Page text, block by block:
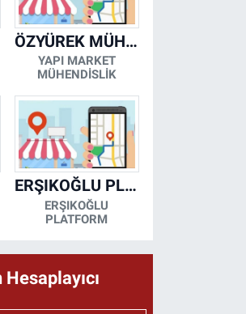
ÖZYÜREK MÜHENDİSLİK
YAPI MARKET
MÜHENDİSLİK
ERŞIKOĞLU PLATFORM
ERŞIKOĞLU
PLATFORM